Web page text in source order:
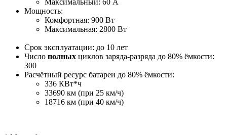
Мощность:
Комфортная: 900 Вт
Максимальная: 2800 Вт
Срок эксплуатации: до 10 лет
Число полных циклов заряда-разряда до 80% ёмкости:
300
Расчётный ресурс батареи до 80% ёмкости:
336 КВт*ч
33690 км (при 25 км/ч)
18716 км (при 40 км/ч)